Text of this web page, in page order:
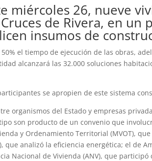
miércoles 26, nueve
de Rivera, en un
insumos de
el tiempo de ejecución de las obras,
alcanzará las 32.000 soluciones
se apropien de este sistema
organismos del Estado y empresas
son producto de un convenio que
y Ordenamiento Territorial (MVOT),
que analizó la eficiencia energética; el de
Nacional de Vivienda (ANV), que participó